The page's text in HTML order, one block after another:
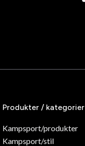
Produkter / kategorier
Kampsport/produkter
Kampsport/stil